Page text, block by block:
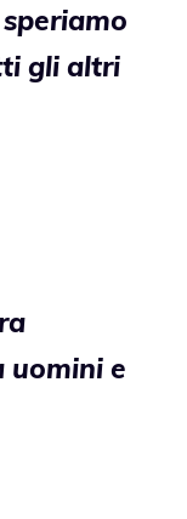
speriamo
gli altri
uomini e